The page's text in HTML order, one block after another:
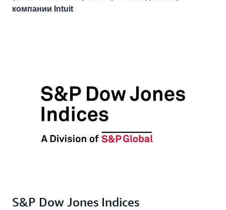
компании Intuit
S&P Dow Jones Indices